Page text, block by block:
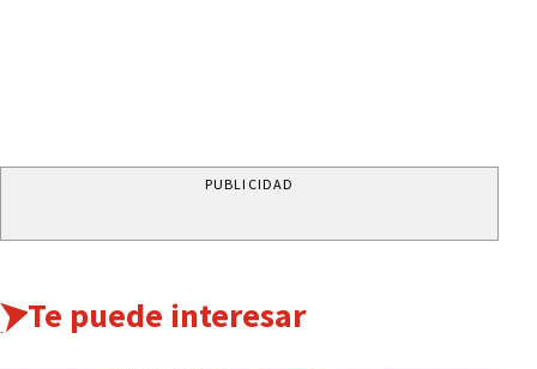
PUBLICIDAD
Te puede interesar